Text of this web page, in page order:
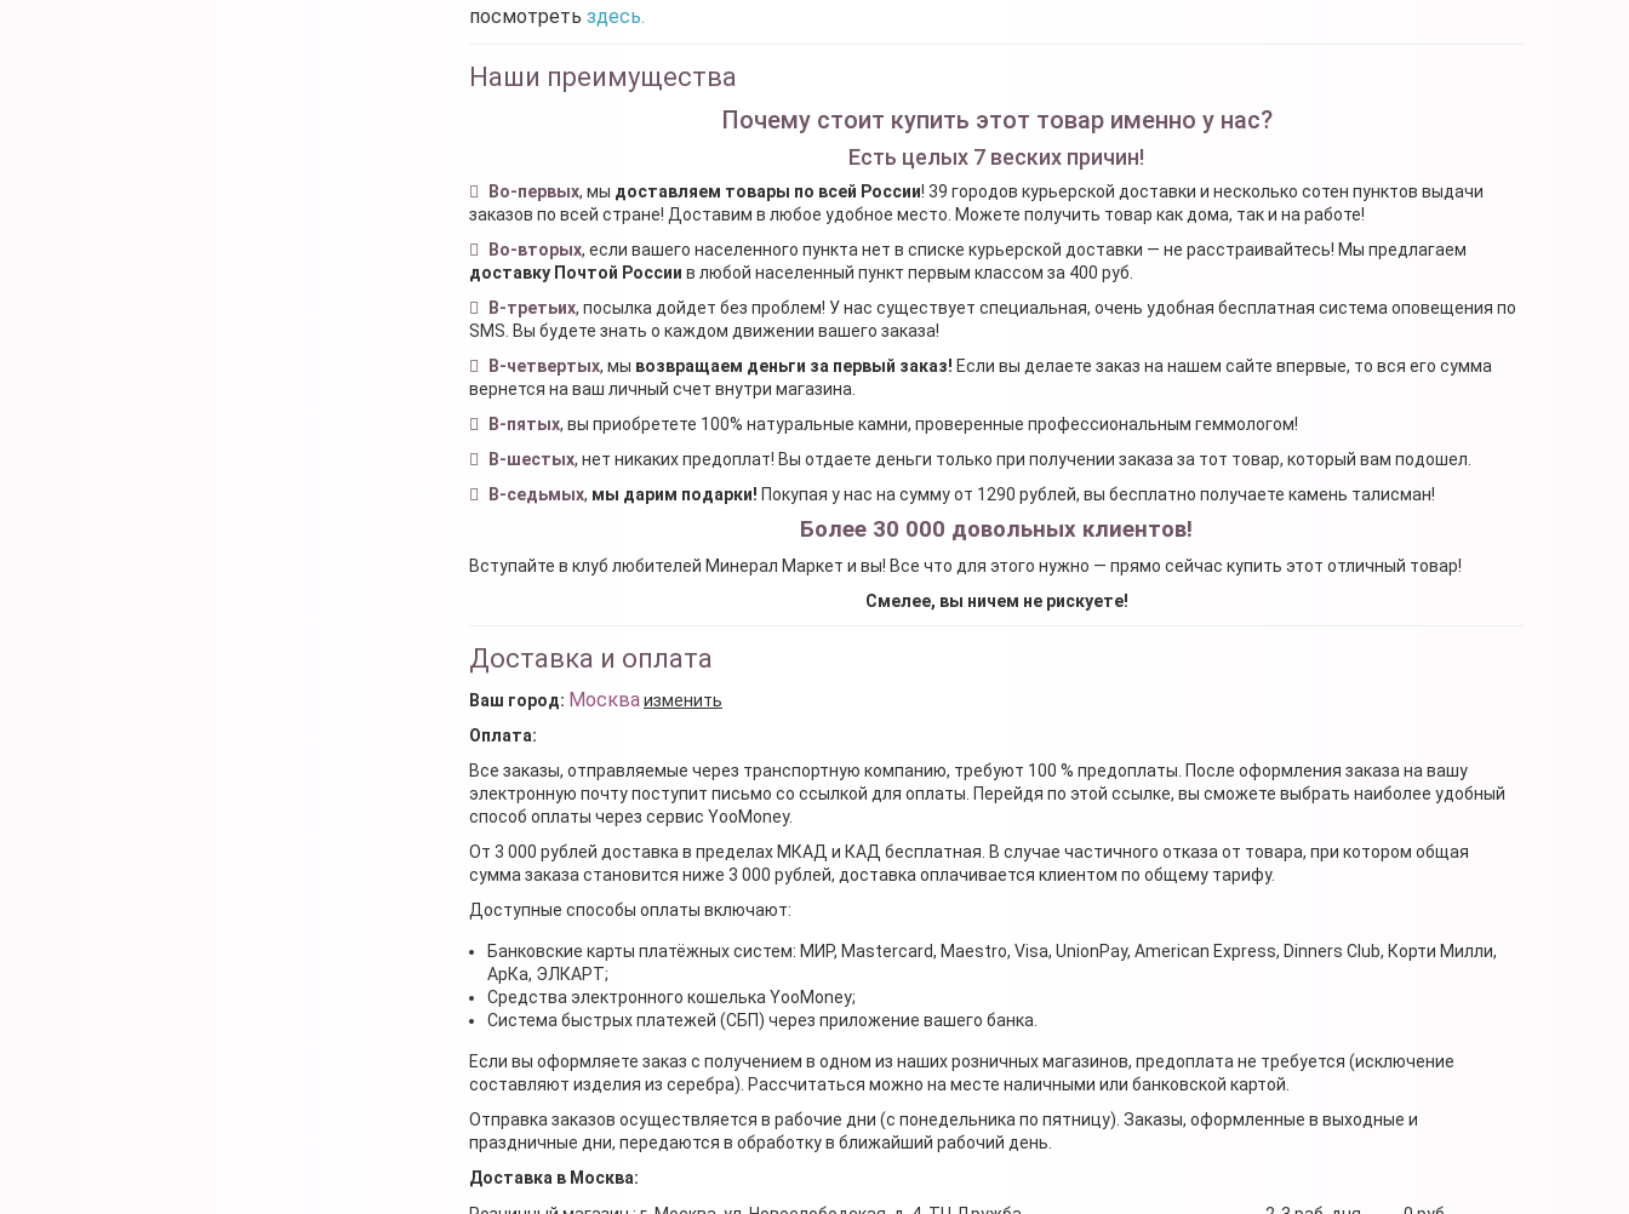
посмотреть здесь.
Наши преимущества
Почему стоит купить этот товар именно у нас?
Есть целых 7 веских причин!
Во-первых, мы доставляем товары по всей России! 39 городов курьерской доставки и несколько сотен пунктов выдачи
заказов по всей стране! Доставим в любое удобное место. Можете получить товар как дома, так и на работе!
Во-вторых, если вашего населенного пункта нет в списке курьерской доставки — не расстраивайтесь! Мы предлагаем
доставку Почтой России в любой населенный пункт первым классом за 400 руб.
В-третьих, посылка дойдет без проблем! У нас существует специальная, очень удобная бесплатная система оповещения по
SMS. Вы будете знать о каждом движении вашего заказа!
В-четвертых, мы возвращаем деньги за первый заказ! Если вы делаете заказ на нашем сайте впервые, то вся его сумма
вернется на ваш личный счет внутри магазина.
В-пятых, вы приобретете 100% натуральные камни, проверенные профессиональным геммологом!
В-шестых, нет никаких предоплат! Вы отдаете деньги только при получении заказа за тот товар, который вам подошел.
В-седьмых, мы дарим подарки! Покупая у нас на сумму от 1290 рублей, вы бесплатно получаете камень талисман!
Более 30 000 довольных клиентов!
Вступайте в клуб любителей Минерал Маркет и вы! Все что для этого нужно — прямо сейчас купить этот отличный товар!
Смелее, вы ничем не рискуете!
Доставка и оплата
Ваш город: Москваизменить
Оплата:
Все заказы, отправляемые через транспортную компанию, требуют 100 % предоплаты. После оформления заказа на вашу
электронную почту поступит письмо со ссылкой для оплаты. Перейдя по этой ссылке, вы сможете выбрать наиболее удобный
способ оплаты через сервис YooMoney.
От 3 000 рублей доставка в пределах МКАД и КАД бесплатная. В случае частичного отказа от товара, при котором общая
сумма заказа становится ниже 3 000 рублей, доставка оплачивается клиентом по общему тарифу.
Доступные способы оплаты включают:
Банковские карты платёжных систем: МИР, Mastercard, Maestro, Visa, UnionPay, American Express, Dinners Club, Корти Милли,
АрКа, ЭЛКАРТ;
Средства электронного кошелька YooMoney;
Система быстрых платежей (СБП) через приложение вашего банка.
Если вы оформляете заказ с получением в одном из наших розничных магазинов, предоплата не требуется (исключение
составляют изделия из серебра). Рассчитаться можно на месте наличными или банковской картой.
Отправка заказов осуществляется в рабочие дни (с понедельника по пятницу). Заказы, оформленные в выходные и
праздничные дни, передаются в обработку в ближайший рабочий день.
Доставка в Москва: